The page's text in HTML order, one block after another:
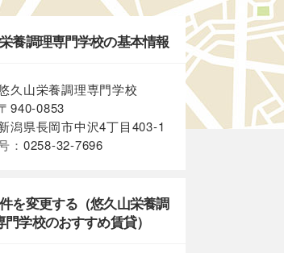
養調理専門学校の基本情報
久山栄養調理専門学校
940-0853
潟県長岡市中沢4丁目403-1
： 0258-32-7696
を変更する（悠久山栄養調
門学校のおすすめ賃貸）